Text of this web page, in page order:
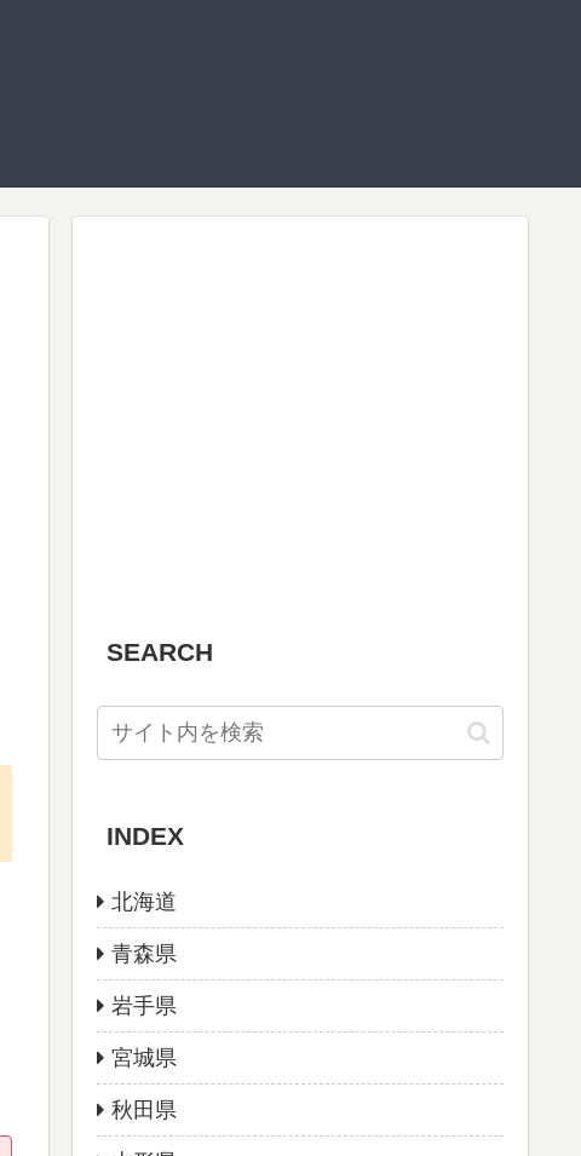
SEARCH
INDEX
北海道
青森県
岩手県
宮城県
秋田県